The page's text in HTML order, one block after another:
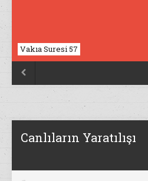
Vakıa Suresi 57
Nahl Suresi 17

Canlıların Yaratılışı